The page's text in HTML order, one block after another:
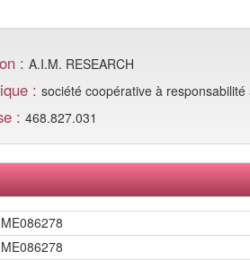
: A.I.M. RESEARCH
: société coopérative à
: 468.827.031